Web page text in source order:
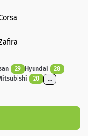
29 Hyundai
28
20 ...